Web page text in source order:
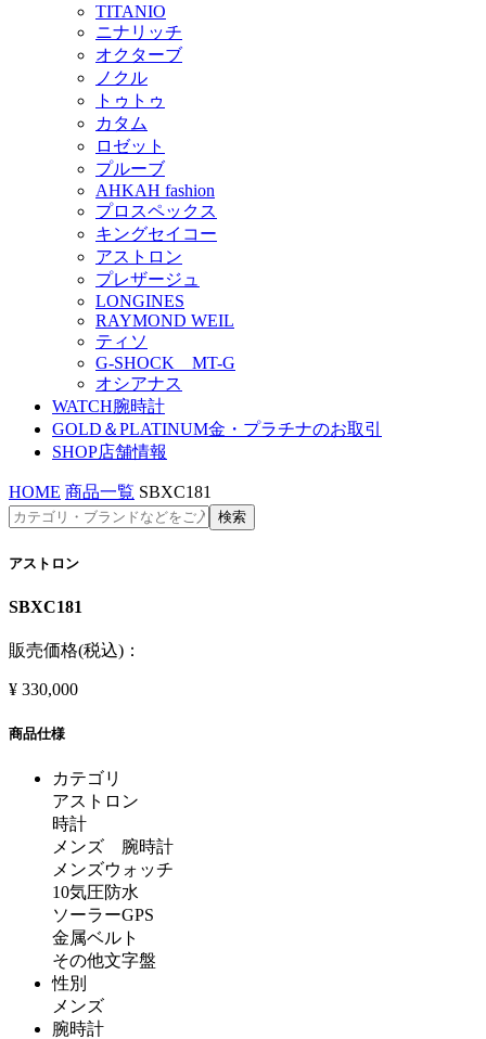
TITANIO
ニナリッチ
オクターブ
ノクル
トゥトゥ
カタム
ロゼット
プルーブ
AHKAH fashion
プロスペックス
キングセイコー
アストロン
プレザージュ
LONGINES
RAYMOND WEIL
ティソ
G-SHOCK MT-G
オシアナス
WATCH腕時計
GOLD＆PLATINUM金・プラチナのお取引
SHOP店舗情報
HOME 商品一覧 SBXC181
アストロン
SBXC181
販売価格(税込)：
¥ 330,000
商品仕様
カテゴリ
アストロン
時計
メンズ 腕時計
メンズウォッチ
10気圧防水
ソーラーGPS
金属ベルト
その他文字盤
性別
メンズ
腕時計